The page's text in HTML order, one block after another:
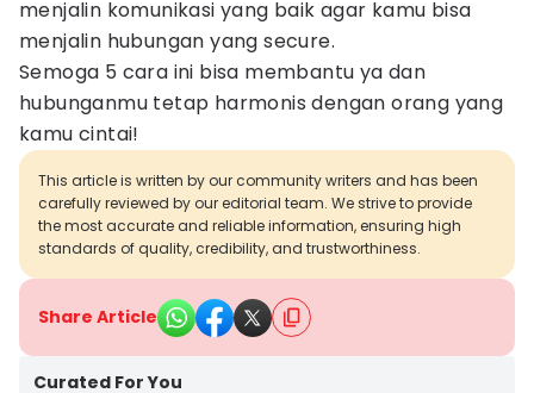
menjalin komunikasi yang baik agar kamu bisa
menjalin hubungan yang secure.
Semoga 5 cara ini bisa membantu ya dan
hubunganmu tetap harmonis dengan orang yang
kamu cintai!
This article is written by our community writers and has been
carefully reviewed by our editorial team. We strive to provide
the most accurate and reliable information, ensuring high
standards of quality, credibility, and trustworthiness.
Share Article
Curated For You